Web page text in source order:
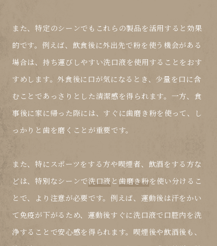
また、特定のシーンでもこれらの製品を活用すると効果
的です。例えば、飲食後に外出先で粉を使う機会がある
場合は、持ち運びしやすい洗口液を使用することをおす
すめします。外食後に口が気になるとき、少量を口に含
むことであっさりとした清潔感を得られます。一方、食
事後に家に帰った際には、すぐに歯磨き粉を使って、し
っかりと歯を磨くことが重要です。
また、特にスポーツをする方や喫煙者、飲酒をする方な
どは、特別なシーンで洗口液 と歯磨き粉を使い分けるこ
とで、より注意が必要です。例えば、運動後は汗をかい
て免疫が下がるため、運動後すぐに洗口液で口腔内を洗
浄することで安心感を得られます。喫煙後や飲酒後も、